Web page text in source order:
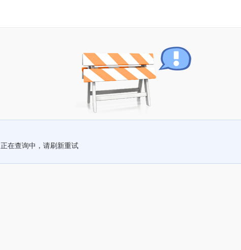
正在查询中，请刷新重试